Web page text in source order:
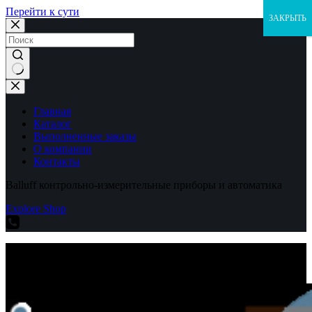
Перейти к сути
Ничего
не
найденоГлавная
Каталог
Выполненные заказы
О компании
Контакты
Balluff контрольно-измерительные приборы и автоматика
Explore Shop
ЗАКРЫТЬ